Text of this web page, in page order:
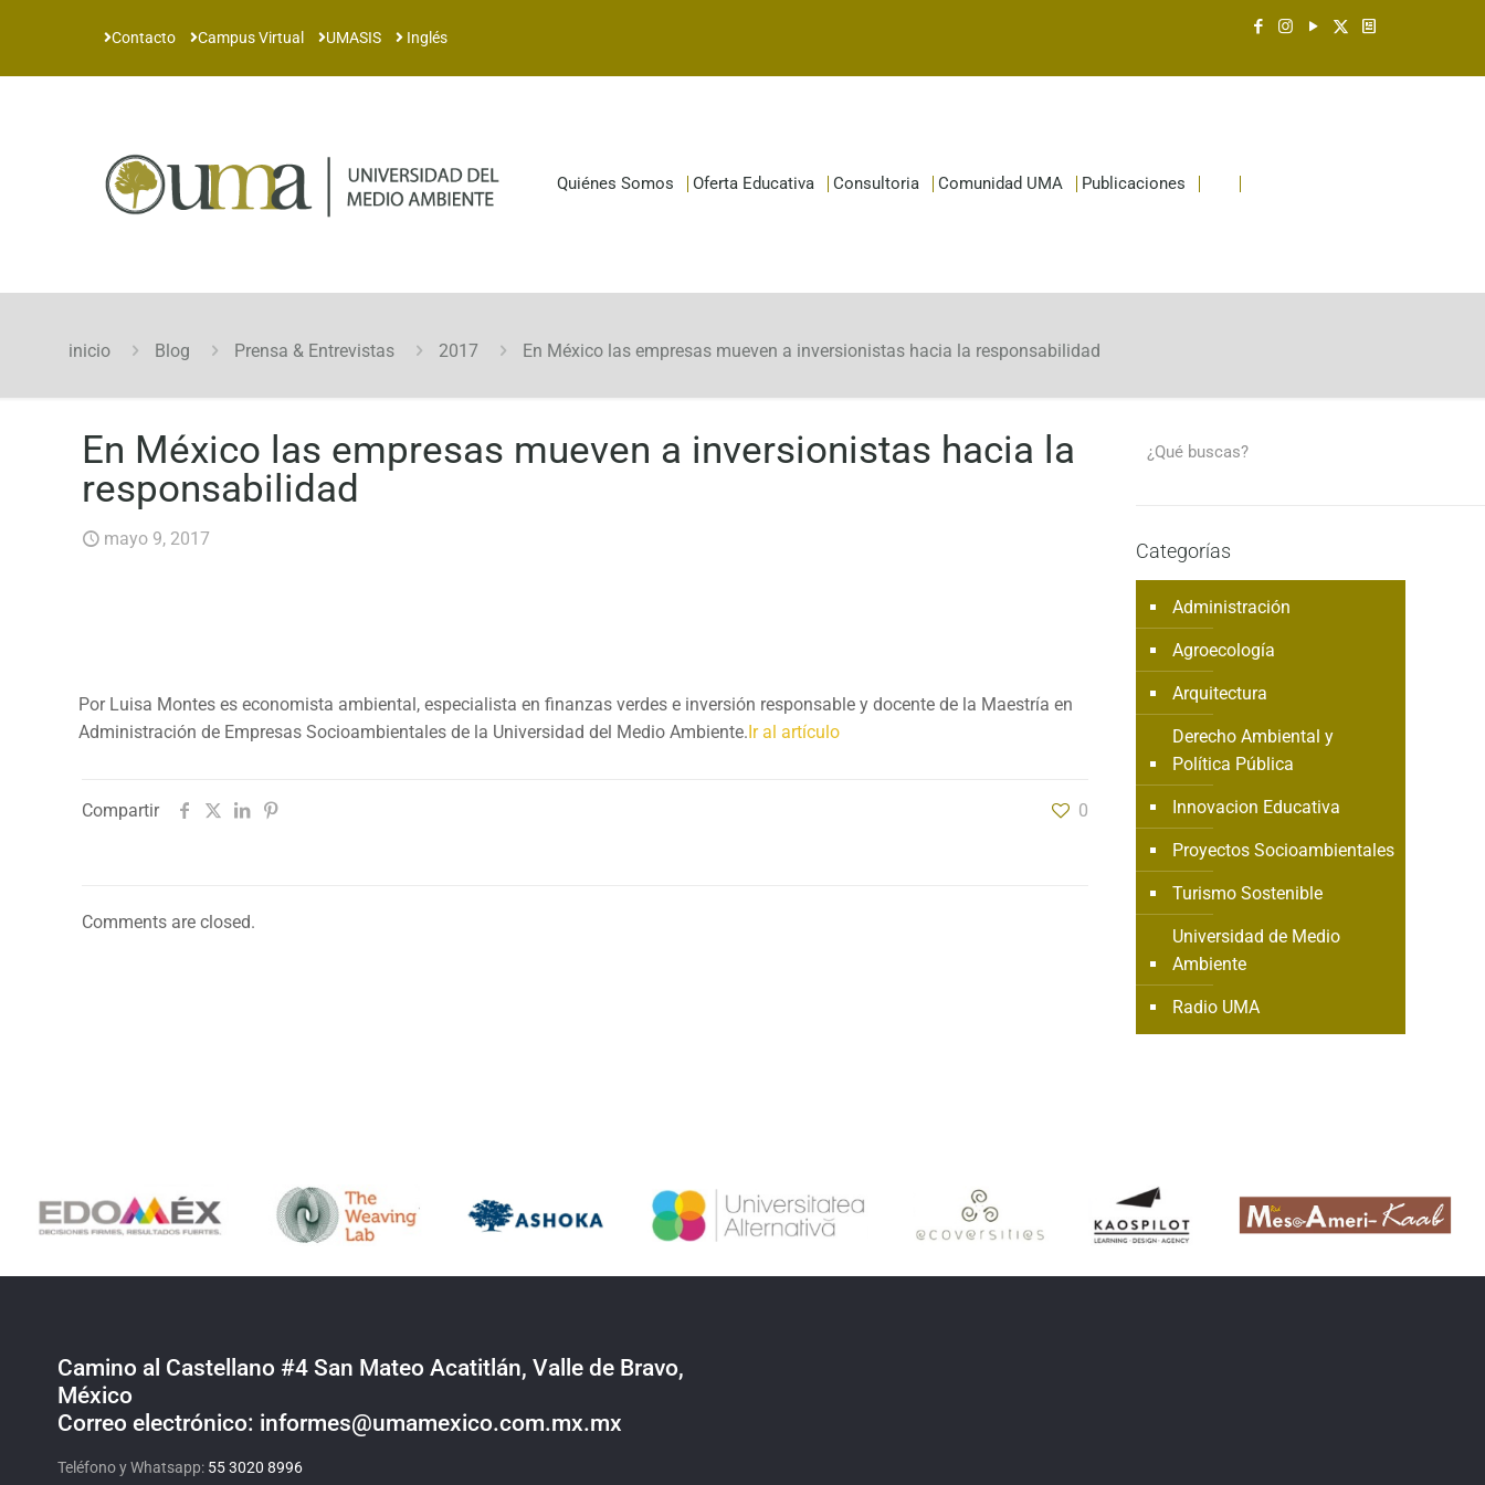
Contacto Campus Virtual UMASIS Inglés
Quiénes Somos Oferta Educativa Consultoria Comunidad UMA Publicaciones
inicio Blog Prensa & Entrevistas 2017 En México las empresas mueven a inversionistas hacia la responsabilidad
En México las empresas mueven a inversionistas hacia la
responsabilidad
mayo 9, 2017
Por Luisa Montes es economista ambiental, especialista en finanzas verdes e inversión responsable y docente de la Maestría en
Administración de Empresas Socioambientales de la Universidad del Medio Ambiente.Ir al artículo
Compartir 0
Comments are closed.
Categorías
Administración
Agroecología
Arquitectura
Derecho Ambiental y
Política Pública
Innovacion Educativa
Proyectos Socioambientales
Turismo Sostenible
Universidad de Medio
Ambiente
Radio UMA
Camino al Castellano #4 San Mateo Acatitlán, Valle de Bravo,
México
Correo electrónico: informes@umamexico.com.mx.mx
Teléfono y Whatsapp: 55 3020 8996